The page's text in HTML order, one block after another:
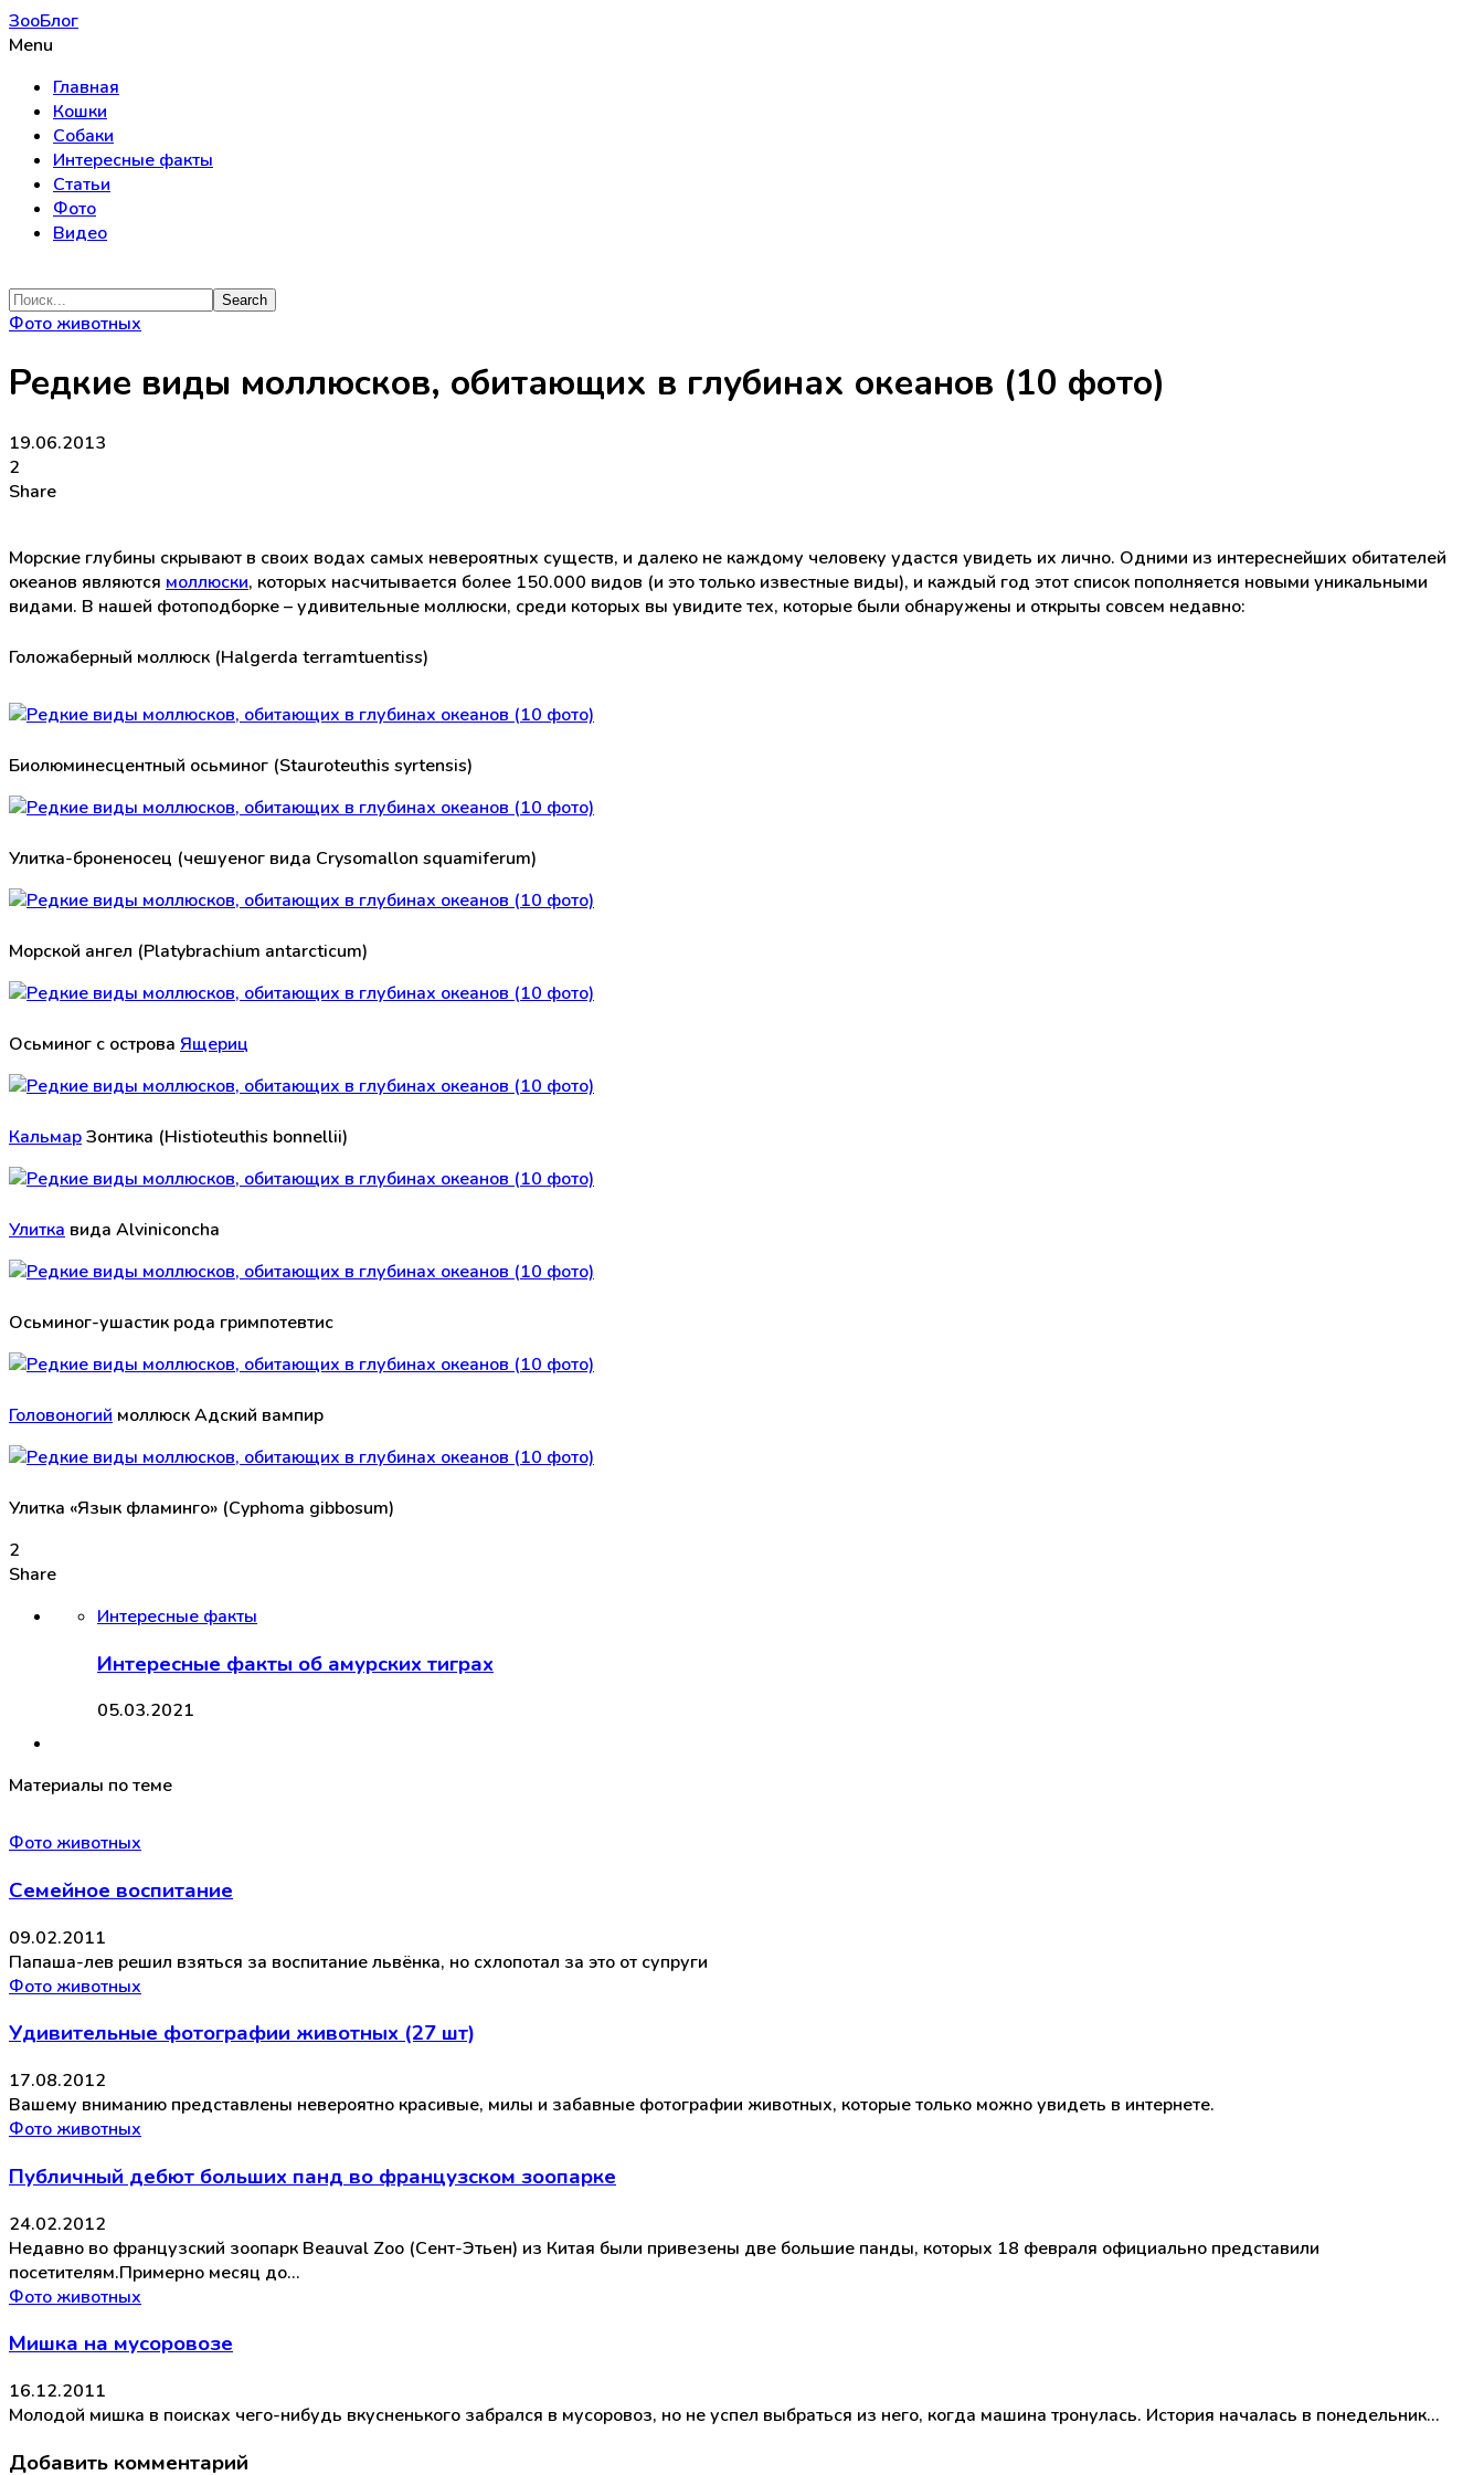
ЗооБлог
Menu
Главная
Кошки
Собаки
Интересные факты
Статьи
Фото
Видео
Фото животных
Редкие виды моллюсков, обитающих в глубинах океанов (10 фото)
19.06.2013
2
Share
Морские глубины скрывают в своих водах самых невероятных существ, и далеко не каждому человеку удастся увидеть их лично. Одними из интереснейших обитателей
океанов являются моллюски, которых насчитывается более 150.000 видов (и это только известные виды), и каждый год этот список пополняется новыми уникальными
видами. В нашей фотоподборке – удивительные моллюски, среди которых вы увидите тех, которые были обнаружены и открыты совсем недавно:
Голожаберный моллюск (Halgerda terramtuentiss)
Биолюминесцентный осьминог (Stauroteuthis syrtensis)
Улитка-броненосец (чешуеног вида Crysomallon squamiferum)
Морской ангел (Platybrachium antarcticum)
Осьминог с острова Ящериц
КальмарЗонтика (Histioteuthis bonnellii)
Улитка вида Alviniconcha
Осьминог-ушастик рода гримпотевтис
Головоногий моллюск Адский вампир
Улитка «Язык фламинго» (Cyphoma gibbosum)
2
Share
Интересные факты
Интересные факты об амурских тиграх
05.03.2021
Материалы по теме
Фото животных
Семейное воспитание
09.02.2011
Папаша-лев решил взяться за воспитание львёнка, но схлопотал за это от супруги
Фото животных
Удивительные фотографии животных (27 шт)
17.08.2012
Вашему вниманию представлены невероятно красивые, милы и забавные фотографии животных, которые только можно увидеть в интернете.
Фото животных
Публичный дебют больших панд во французском зоопарке
24.02.2012
Недавно во французский зоопарк Beauval Zoo (Сент-Этьен) из Китая были привезены две большие панды, которых 18 февраля официально представили
посетителям.Примерно месяц до…
Фото животных
Мишка на мусоровозе
16.12.2011
Молодой мишка в поисках чего-нибудь вкусненького забрался в мусоровоз, но не успел выбраться из него, когда машина тронулась. История началась в понедельник…
Добавить комментарий